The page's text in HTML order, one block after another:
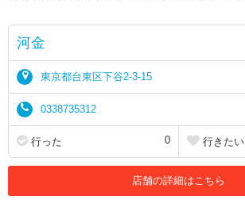
河金
東京都台東区下谷2-3-15
0338735312
行った 0 行きたい
店舗の詳細はこちら